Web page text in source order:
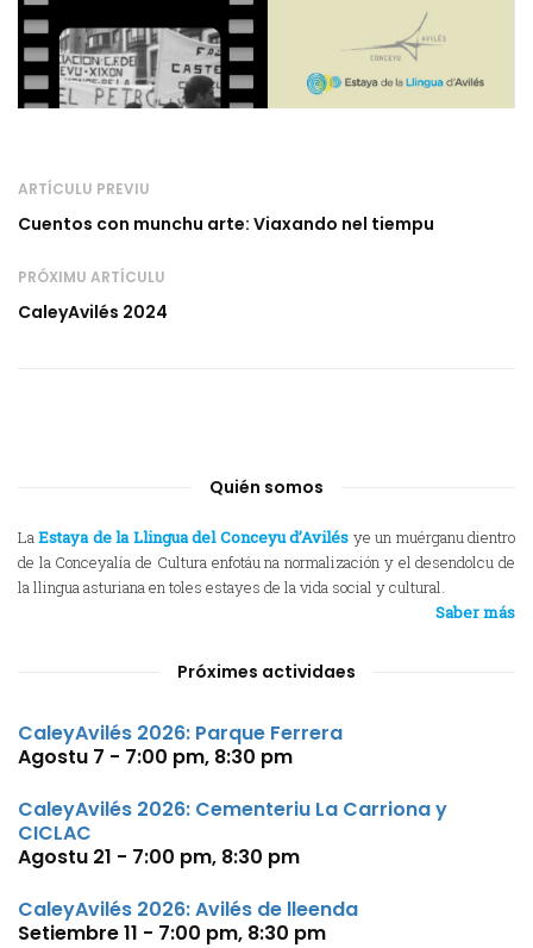
ARTÍCULU PREVIU
Cuentos con munchu arte: Viaxando nel tiempu
PRÓXIMU ARTÍCULU
CaleyAvilés 2024
Quién somos
LaEstaya de la Llingua del Conceyu d’Avilés ye un muérganu dientro
de la Conceyalía de Cultura enfotáu na normalización y el desendolcu de
la llingua asturiana en toles estayes de la vida social y cultural.
Saber más
Próximes actividaes
CaleyAvilés 2026: Parque Ferrera
Agostu 7 - 7:00 pm, 8:30 pm
CaleyAvilés 2026: Cementeriu La Carriona y
CICLAC
Agostu 21 - 7:00 pm, 8:30 pm
CaleyAvilés 2026: Avilés de lleenda
Setiembre 11 - 7:00 pm, 8:30 pm